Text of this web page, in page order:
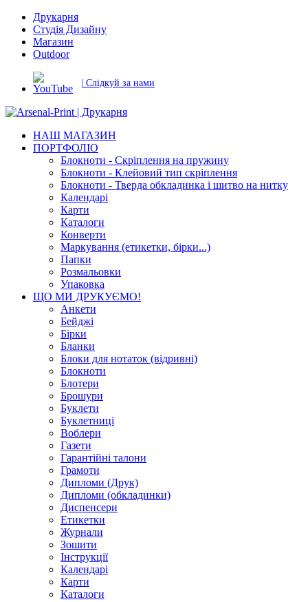
Друкарня
Студія Дизайну
Магазин
Outdoor
| Слідкуй за нами
НАШ МАГАЗИН
ПОРТФОЛІО
Блокноти - Скріплення на пружину
Блокноти - Клейовий тип скріплення
Блокноти - Тверда обкладинка і шитво на нитку
Календарі
Карти
Каталоги
Конверти
Маркування (етикетки, бірки...)
Папки
Розмальовки
Упаковка
ЩО МИ ДРУКУЄМО!
Анкети
Бейджі
Бірки
Бланки
Блоки для нотаток (відривні)
Блокноти
Блотери
Брошури
Буклети
Буклетниці
Воблери
Газети
Гарантійні талони
Грамоти
Дипломи (Друк)
Дипломи (обкладинки)
Диспенсери
Етикетки
Журнали
Зошити
Інструкції
Календарі
Карти
Каталоги